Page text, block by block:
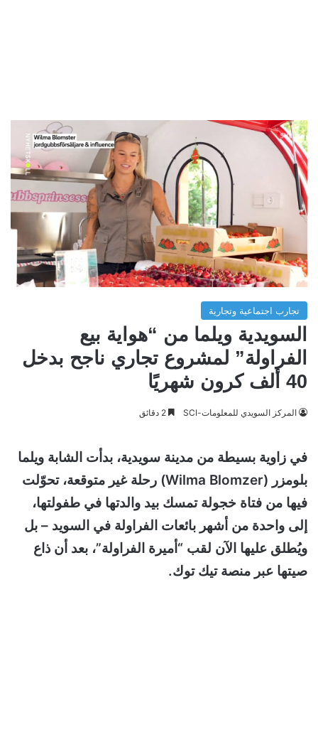
تجارب اجتماعية وتجارية
السويدية ويلما من “هواية بيع
الفراولة” لمشروع تجاري ناجح بدخل
40 ألف كرون شهريًا
المركز السويدي للمعلومات-SCI
في زاوية بسيطة من مدينة سويدية، بدأت الشابة ويلما
بلومزر (Wilma Blomzer) رحلة غير متوقعة، تحوّلت
فيها من فتاة خجولة تمسك بيد والدتها في طفولتها،
إلى واحدة من أشهر بائعات الفراولة في السويد – بل
ويُطلق عليها الآن لقب “أميرة الفراولة”، بعد أن ذاع
صيتها عبر منصة تيك توك.